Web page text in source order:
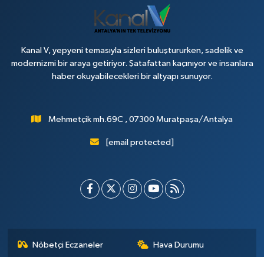
Kanal V, yepyeni temasıyla sizleri buluştururken, sadelik ve
modernizmi bir araya getiriyor. Şatafattan kaçınıyor ve insanlara
haber okuyabilecekleri bir altyapı sunuyor.
Mehmetçik mh.69C , 07300 Muratpaşa/Antalya
[email protected]
Nöbetçi Eczaneler Hava Durumu